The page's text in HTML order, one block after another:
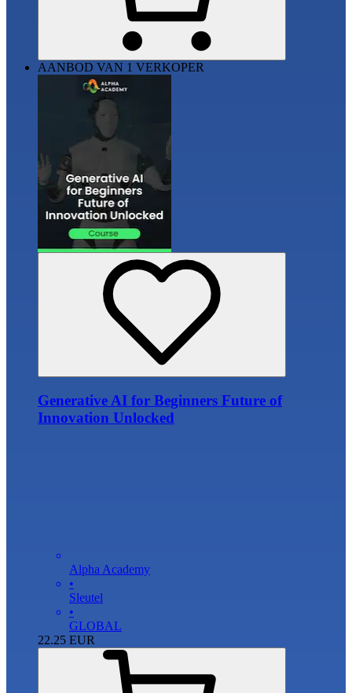
AANBOD VAN 1 VERKOPER
Generative AI for Beginners Future of
Innovation Unlocked
Alpha Academy
•
Sleutel
•
GLOBAL
22.25 EUR